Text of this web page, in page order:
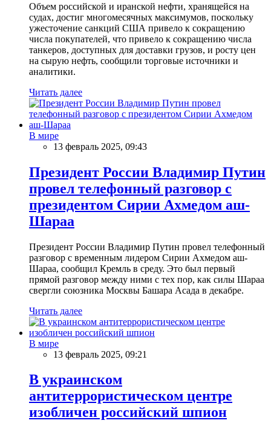
Объем российской и иранской нефти, хранящейся на
судах, достиг многомесячных максимумов, поскольку
ужесточение санкций США привело к сокращению
числа покупателей, что привело к сокращению числа
танкеров, доступных для доставки грузов, и росту цен
на сырую нефть, сообщили торговые источники и
аналитики.
Читать далее
В мире
13 февраль 2025, 09:43
Президент России Владимир Путин
провел телефонный разговор с
президентом Сирии Ахмедом аш-
Шараа
Президент России Владимир Путин провел телефонный
разговор с временным лидером Сирии Ахмедом аш-
Шараа, сообщил Кремль в среду. Это был первый
прямой разговор между ними с тех пор, как силы Шараа
свергли союзника Москвы Башара Асада в декабре.
Читать далее
В мире
13 февраль 2025, 09:21
В украинском
антитеррористическом центре
изобличен российский шпион